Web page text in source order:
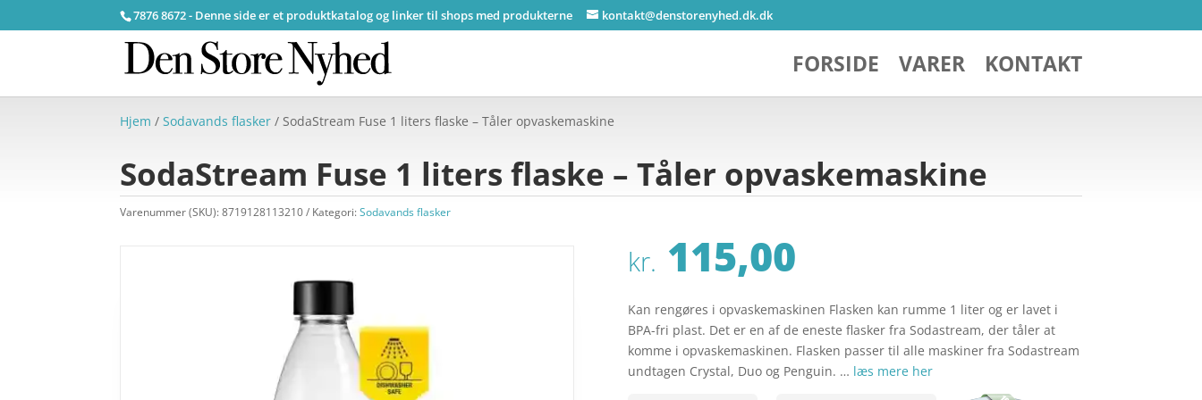
7876 8672 - Denne side er et produktkatalog og linker til shops med produkterne kontakt@denstorenyhed.dk.dk
FORSIDE VARER KONTAKT
Hjem /Sodavands flasker / SodaStream Fuse 1 liters flaske – Tåler opvaskemaskine
SodaStream Fuse 1 liters flaske – Tåler opvaskemaskine
Varenummer (SKU):8719128113210 Kategori:Sodavands flasker
kr. 115,00
Kan rengøres i opvaskemaskinen Flasken kan rumme 1 liter og er lavet i
BPA-fri plast. Det er en af de eneste flasker fra Sodastream, der tåler at
komme i opvaskemaskinen. Flasken passer til alle maskiner fra Sodastream
undtagen Crystal, Duo og Penguin. … læs mere her